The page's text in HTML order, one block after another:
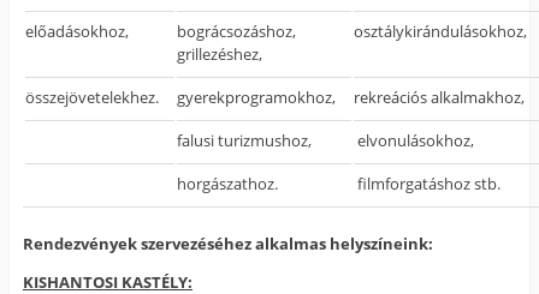
előadásokhoz,
bográcsozáshoz,
grillezéshez,
osztálykirándulásokhoz,
összejövetelekhez. gyerekprogramokhoz,
rekreációs alkalmakhoz,
falusi turizmushoz,
elvonulásokhoz,
horgászathoz.
filmforgatáshoz stb.
Rendezvények szervezéséhez alkalmas helyszíneink:
KISHANTOSI KASTÉLY: